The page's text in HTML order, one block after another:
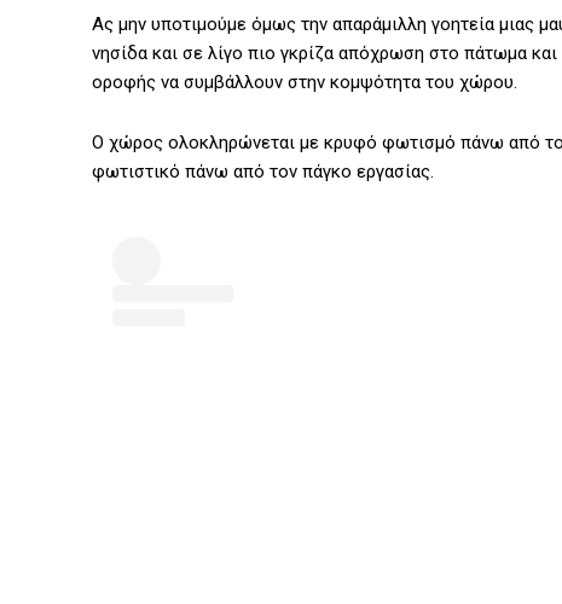
Ας μην υποτιμούμε όμως την απαράμιλλη γοητεία μιας
νησίδα και σε λίγο πιο γκρίζα απόχρωση στο πάτωμα
οροφής να συμβάλλουν στην κομψότητα του χώρου.
Ο χώρος ολοκληρώνεται με κρυφό φωτισμό πάνω από
φωτιστικό πάνω από τον πάγκο εργασίας.